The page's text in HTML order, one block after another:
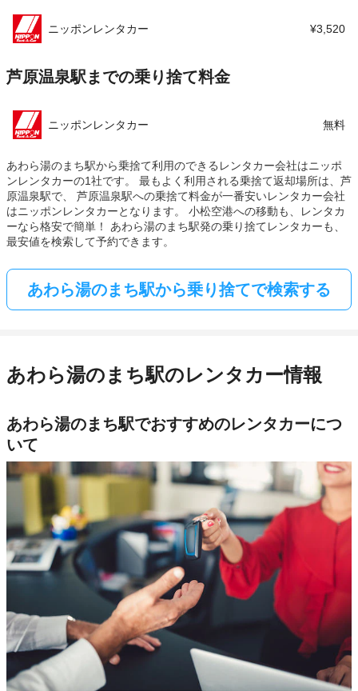
ニッポンレンタカー ¥3,520
芦原温泉駅までの乗り捨て料金
ニッポンレンタカー 無料
あわら湯のまち駅から乗捨て利用のできるレンタカー会社はニッポ
ンレンタカーの1社です。 最もよく利用される乗捨て返却場所は、芦
原温泉駅で、 芦原温泉駅への乗捨て料金が一番安いレンタカー会社
はニッポンレンタカーとなります。 小松空港への移動も、レンタカ
ーなら格安で簡単！ あわら湯のまち駅発の乗り捨てレンタカーも、
最安値を検索して予約できます。
あわら湯のまち駅から乗り捨てで検索する
あわら湯のまち駅のレンタカー情報
あわら湯のまち駅でおすすめのレンタカーにつ
いて